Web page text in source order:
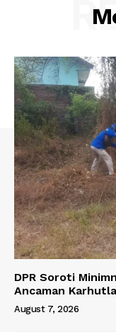
DPR Soroti
Ancaman Karhutla
August 7, 2026